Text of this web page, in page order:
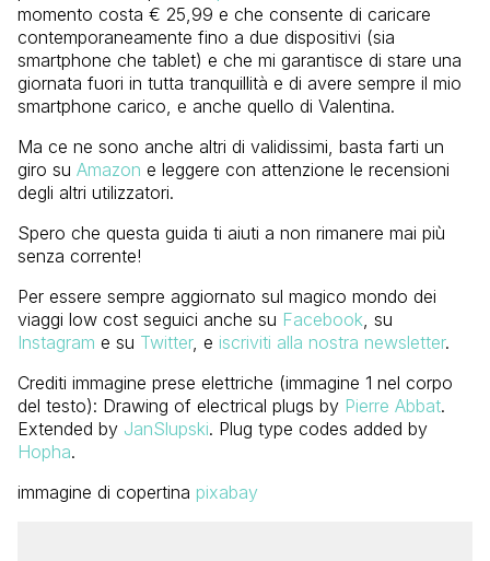
momento costa € 25,99 e che consente di caricare
contemporaneamente fino a due dispositivi (sia
smartphone che tablet) e che mi garantisce di stare una
giornata fuori in tutta tranquillità e di avere sempre il mio
smartphone carico, e anche quello di Valentina.
Ma ce ne sono anche altri di validissimi, basta farti un
giro su Amazon e leggere con attenzione le recensioni
degli altri utilizzatori.
Spero che questa guida ti aiuti a non rimanere mai più
senza corrente!
Per essere sempre aggiornato sul magico mondo dei
viaggi low cost seguici anche su Facebook, su
Instagram e su Twitter, e iscriviti alla nostra newsletter.
Crediti immagine prese elettriche (immagine 1 nel corpo
del testo): Drawing of electrical plugs by Pierre Abbat.
Extended by JanSlupski. Plug type codes added by
Hopha.
immagine di copertina pixabay